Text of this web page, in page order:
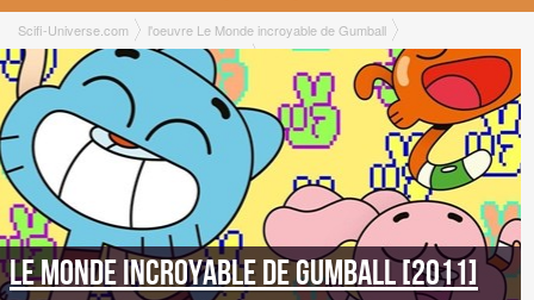
Scifi-Universe.com
l'oeuvre Le Monde incroyable de Gumball
Le Monde incroyable de Gumball [2011]
Le Monde incroyable de Gumball saison 3
3x37 ● La mauvaise humeur
Le Monde incroyable de Gumball [2011]